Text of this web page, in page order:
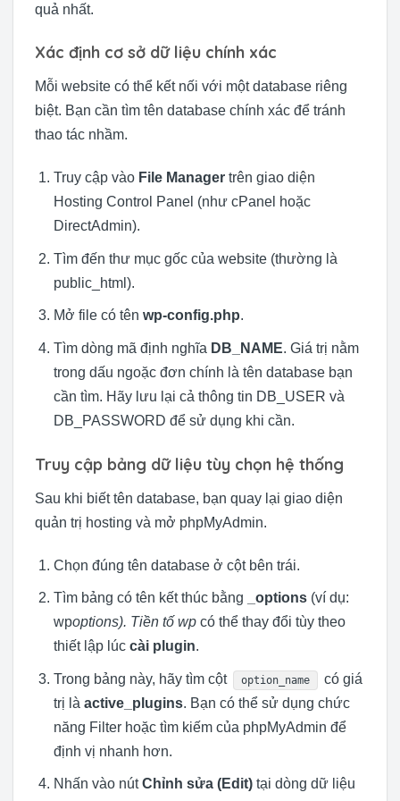
quả nhất.
Xác định cơ sở dữ liệu chính xác
Mỗi website có thể kết nối với một database riêng
biệt. Bạn cần tìm tên database chính xác để tránh
thao tác nhầm.
Truy cập vào File Managertrên giao diện
Hosting Control Panel (như cPanel hoặc
DirectAdmin).
Tìm đến thư mục gốc của website (thường là
public_html).
Mở file có tên wp-config.php.
Tìm dòng mã định nghĩa DB_NAME. Giá trị nằm
trong dấu ngoặc đơn chính là tên database bạn
cần tìm. Hãy lưu lại cả thông tin DB_USER và
DB_PASSWORD để sử dụng khi cần.
Truy cập bảng dữ liệu tùy chọn hệ thống
Sau khi biết tên database, bạn quay lại giao diện
quản trị hosting và mở phpMyAdmin.
Chọn đúng tên database ở cột bên trái.
Tìm bảng có tên kết thúc bằng _options(ví dụ:
wpoptions). Tiền tố wpcó thể thay đổi tùy theo
thiết lập lúc cài plugin.
Trong bảng này, hãy tìm cột option_name
có giá
trị là active_plugins. Bạn có thể sử dụng chức
năng Filter hoặc tìm kiếm của phpMyAdmin để
định vị nhanh hơn.
Nhấn vào nútChỉnh sửa (Edit)tại dòng dữ liệu